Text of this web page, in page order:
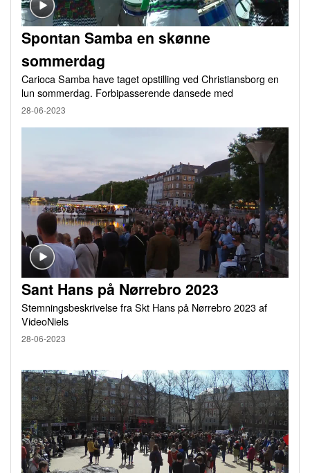
Spontan Samba en skønne
sommerdag
Carioca Samba have taget opstilling ved Christiansborg en
lun sommerdag. Forbipasserende dansede med
28-06-2023
Sant Hans på Nørrebro 2023
Stemningsbeskrivelse fra Skt Hans på Nørrebro 2023 af
VideoNiels
28-06-2023